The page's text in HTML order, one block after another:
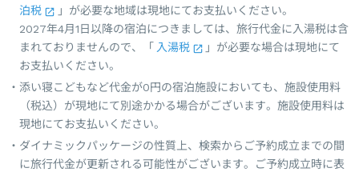
泊税
」が必要な地域は現地にてお支払いください。
2027年4月1日以降の宿泊につきましては、旅行代金に入湯税は含
まれておりませんので、「 入湯税
」が必要な場合は現地にて
お支払いください。
添い寝こどもなど代金が0円の宿泊施設においても、施設使用料
（税込）が現地にて別途かかる場合がございます。施設使用料は
現地にてお支払いください。
ダイナミックパッケージの性質上、検索からご予約成立までの間
に旅行代金が更新される可能性がございます。ご予約成立時に表